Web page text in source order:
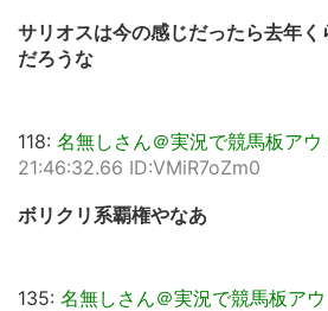
サリオスは今の感じだったら去年
だろうな
118: 名無しさん＠実況で競馬板アウ
21:46:32.66 ID:VMiR7oZm0
ボリクリ系覇権やなあ
135: 名無しさん＠実況で競馬板アウ